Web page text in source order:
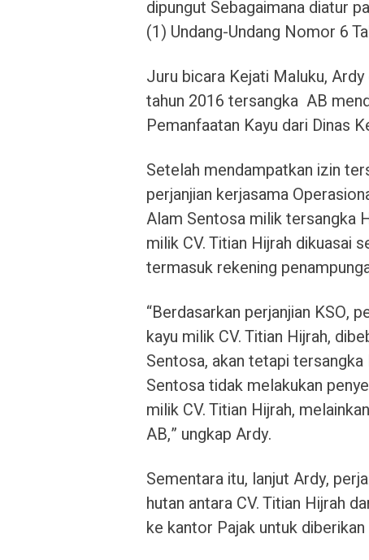
dipungut Sebagaimana diatur
(1) Undang-Undang Nomor 6
Juru bicara Kejati Maluku,
tahun 2016 tersangka AB
Pemanfaatan Kayu dari Dinas
Setelah mendampatkan izin
perjanjian kerjasama
Alam Sentosa milik tersangka
milik CV. Titian Hijrah dikuasai
termasuk rekening
“Berdasarkan perjanjian KSO,
kayu milik CV. Titian Hijrah,
Sentosa, akan tetapi
Sentosa tidak melakukan
milik CV. Titian Hijrah,
AB,” ungkap Ardy.
Sementara itu, lanjut Ardy,
hutan antara CV. Titian Hijrah
ke kantor Pajak untuk